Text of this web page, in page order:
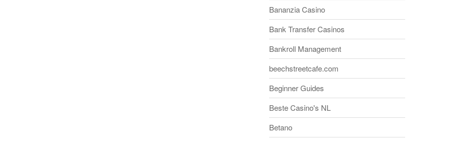
Bananzia Casino
Bank Transfer Casinos
Bankroll Management
beechstreetcafe.com
Beginner Guides
Beste Casino's NL
Betano